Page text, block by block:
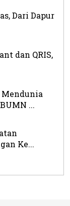
Dari Dapur
dan QRIS,
Mendunia
...
Ke...